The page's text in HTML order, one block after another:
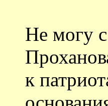
Не могу
к